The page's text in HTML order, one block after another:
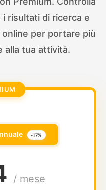
risultati di ricerca e
per portare più
alla tua attività.
-17%
/ mese